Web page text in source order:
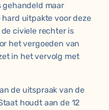
maar
uitpakte voor deze
civiele rechter is
het vergoeden van
in het vervolg met
de uitspraak van de
houdt aan de 12